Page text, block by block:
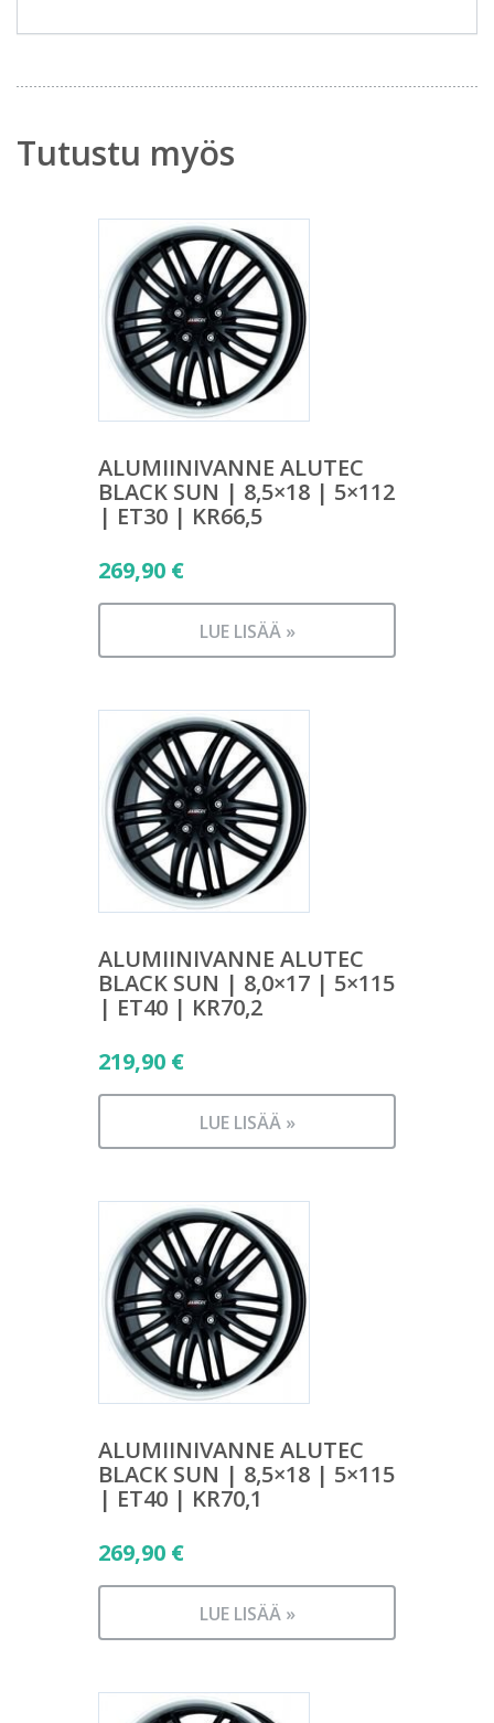
Tutustu myös
ALUMIINIVANNE ALUTEC
BLACK SUN | 8,5×18 | 5×112
| ET30 | KR66,5
269,90 €
LUE LISÄÄ »
ALUMIINIVANNE ALUTEC
BLACK SUN | 8,0×17 | 5×115
| ET40 | KR70,2
219,90 €
LUE LISÄÄ »
ALUMIINIVANNE ALUTEC
BLACK SUN | 8,5×18 | 5×115
| ET40 | KR70,1
269,90 €
LUE LISÄÄ »